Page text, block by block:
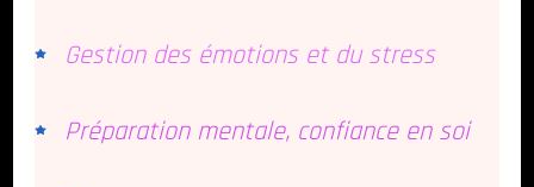
Gestion des émotions et du stress
Préparation mentale, confiance en soi